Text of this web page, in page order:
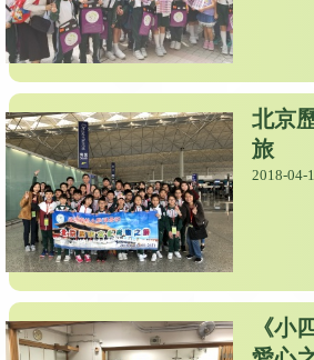
北京
旅
2018-04-
《小